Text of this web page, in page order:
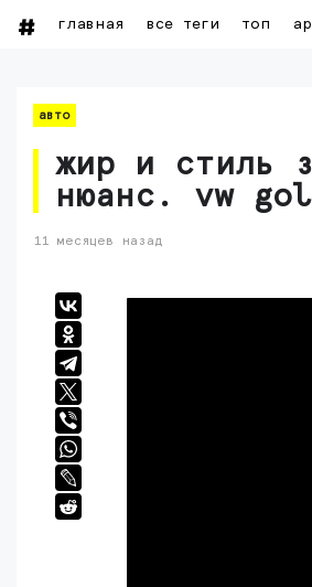
главная все теги топ
авто
жир и стиль
нюанс. vw
11 месяцев назад